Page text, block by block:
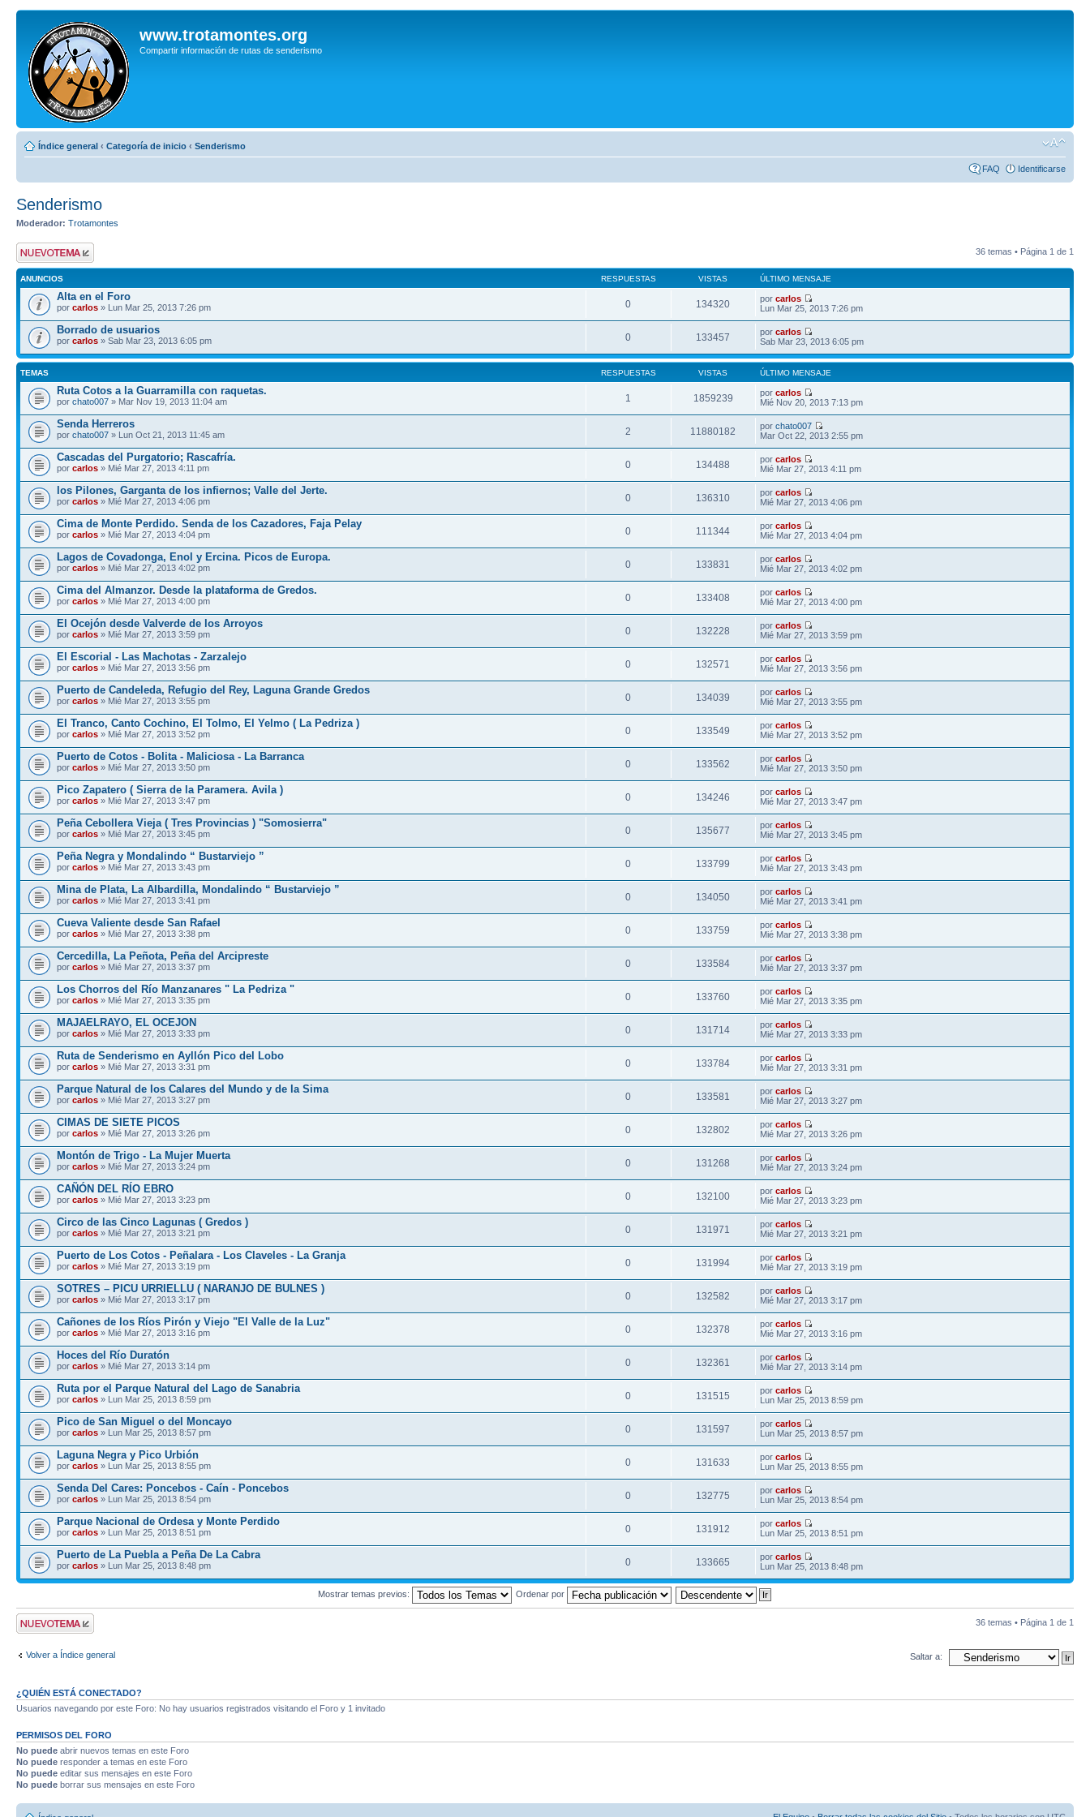
www.trotamontes.org
Compartir información de rutas de senderismo
Índice general ‹ Categoría de inicio ‹ Senderismo
FAQ Identificarse
Senderismo
Moderador: Trotamontes
Publicar un nuevo
tema
36 temas • Página 1 de 1
ANUNCIOS RESPUESTAS VISTAS ÚLTIMO MENSAJE
Alta en el Foro
por carlos » Lun Mar 25, 2013 7:26 pm 0 134320 porcarlos
Lun Mar 25, 2013 7:26 pm
Borrado de usuarios
por carlos » Sab Mar 23, 2013 6:05 pm 0 133457 porcarlos
Sab Mar 23, 2013 6:05 pm
TEMAS RESPUESTAS VISTAS ÚLTIMO MENSAJE
Ruta Cotos a la Guarramilla con raquetas.
por chato007 » Mar Nov 19, 2013 11:04 am 1 1859239 porcarlos
Mié Nov 20, 2013 7:13 pm
Senda Herreros
por chato007 » Lun Oct 21, 2013 11:45 am 2 11880182 porchato007
Mar Oct 22, 2013 2:55 pm
Cascadas del Purgatorio; Rascafría.
por carlos » Mié Mar 27, 2013 4:11 pm 0 134488 porcarlos
Mié Mar 27, 2013 4:11 pm
los Pilones, Garganta de los infiernos; Valle del Jerte.
por carlos » Mié Mar 27, 2013 4:06 pm 0 136310 porcarlos
Mié Mar 27, 2013 4:06 pm
Cima de Monte Perdido. Senda de los Cazadores, Faja Pelay
por carlos » Mié Mar 27, 2013 4:04 pm 0 111344 porcarlos
Mié Mar 27, 2013 4:04 pm
Lagos de Covadonga, Enol y Ercina. Picos de Europa.
por carlos » Mié Mar 27, 2013 4:02 pm 0 133831 porcarlos
Mié Mar 27, 2013 4:02 pm
Cima del Almanzor. Desde la plataforma de Gredos.
por carlos » Mié Mar 27, 2013 4:00 pm 0 133408 porcarlos
Mié Mar 27, 2013 4:00 pm
El Ocejón desde Valverde de los Arroyos
por carlos » Mié Mar 27, 2013 3:59 pm 0 132228 porcarlos
Mié Mar 27, 2013 3:59 pm
El Escorial - Las Machotas - Zarzalejo
por carlos » Mié Mar 27, 2013 3:56 pm 0 132571 porcarlos
Mié Mar 27, 2013 3:56 pm
Puerto de Candeleda, Refugio del Rey, Laguna Grande Gredos
por carlos » Mié Mar 27, 2013 3:55 pm 0 134039 porcarlos
Mié Mar 27, 2013 3:55 pm
El Tranco, Canto Cochino, El Tolmo, El Yelmo ( La Pedriza )
por carlos » Mié Mar 27, 2013 3:52 pm 0 133549 porcarlos
Mié Mar 27, 2013 3:52 pm
Puerto de Cotos - Bolita - Maliciosa - La Barranca
por carlos » Mié Mar 27, 2013 3:50 pm 0 133562 porcarlos
Mié Mar 27, 2013 3:50 pm
Pico Zapatero ( Sierra de la Paramera. Avila )
por carlos » Mié Mar 27, 2013 3:47 pm 0 134246 porcarlos
Mié Mar 27, 2013 3:47 pm
Peña Cebollera Vieja ( Tres Provincias ) "Somosierra"
por carlos » Mié Mar 27, 2013 3:45 pm 0 135677 porcarlos
Mié Mar 27, 2013 3:45 pm
Peña Negra y Mondalindo “ Bustarviejo ”
por carlos » Mié Mar 27, 2013 3:43 pm 0 133799 porcarlos
Mié Mar 27, 2013 3:43 pm
Mina de Plata, La Albardilla, Mondalindo “ Bustarviejo ”
por carlos » Mié Mar 27, 2013 3:41 pm 0 134050 porcarlos
Mié Mar 27, 2013 3:41 pm
Cueva Valiente desde San Rafael
por carlos » Mié Mar 27, 2013 3:38 pm 0 133759 porcarlos
Mié Mar 27, 2013 3:38 pm
Cercedilla, La Peñota, Peña del Arcipreste
por carlos » Mié Mar 27, 2013 3:37 pm 0 133584 porcarlos
Mié Mar 27, 2013 3:37 pm
Los Chorros del Río Manzanares " La Pedriza "
por carlos » Mié Mar 27, 2013 3:35 pm 0 133760 porcarlos
Mié Mar 27, 2013 3:35 pm
MAJAELRAYO, EL OCEJON
por carlos » Mié Mar 27, 2013 3:33 pm 0 131714 porcarlos
Mié Mar 27, 2013 3:33 pm
Ruta de Senderismo en Ayllón Pico del Lobo
por carlos » Mié Mar 27, 2013 3:31 pm 0 133784 porcarlos
Mié Mar 27, 2013 3:31 pm
Parque Natural de los Calares del Mundo y de la Sima
por carlos » Mié Mar 27, 2013 3:27 pm 0 133581 porcarlos
Mié Mar 27, 2013 3:27 pm
CIMAS DE SIETE PICOS
por carlos » Mié Mar 27, 2013 3:26 pm 0 132802 porcarlos
Mié Mar 27, 2013 3:26 pm
Montón de Trigo - La Mujer Muerta
por carlos » Mié Mar 27, 2013 3:24 pm 0 131268 porcarlos
Mié Mar 27, 2013 3:24 pm
CAÑÓN DEL RÍO EBRO
por carlos » Mié Mar 27, 2013 3:23 pm 0 132100 porcarlos
Mié Mar 27, 2013 3:23 pm
Circo de las Cinco Lagunas ( Gredos )
por carlos » Mié Mar 27, 2013 3:21 pm 0 131971 porcarlos
Mié Mar 27, 2013 3:21 pm
Puerto de Los Cotos - Peñalara - Los Claveles - La Granja
por carlos » Mié Mar 27, 2013 3:19 pm 0 131994 porcarlos
Mié Mar 27, 2013 3:19 pm
SOTRES – PICU URRIELLU ( NARANJO DE BULNES )
por carlos » Mié Mar 27, 2013 3:17 pm 0 132582 porcarlos
Mié Mar 27, 2013 3:17 pm
Cañones de los Ríos Pirón y Viejo "El Valle de la Luz"
por carlos » Mié Mar 27, 2013 3:16 pm 0 132378 porcarlos
Mié Mar 27, 2013 3:16 pm
Hoces del Río Duratón
por carlos » Mié Mar 27, 2013 3:14 pm 0 132361 porcarlos
Mié Mar 27, 2013 3:14 pm
Ruta por el Parque Natural del Lago de Sanabria
por carlos » Lun Mar 25, 2013 8:59 pm 0 131515 porcarlos
Lun Mar 25, 2013 8:59 pm
Pico de San Miguel o del Moncayo
por carlos » Lun Mar 25, 2013 8:57 pm 0 131597 porcarlos
Lun Mar 25, 2013 8:57 pm
Laguna Negra y Pico Urbión
por carlos » Lun Mar 25, 2013 8:55 pm 0 131633 porcarlos
Lun Mar 25, 2013 8:55 pm
Senda Del Cares: Poncebos - Caín - Poncebos
por carlos » Lun Mar 25, 2013 8:54 pm 0 132775 porcarlos
Lun Mar 25, 2013 8:54 pm
Parque Nacional de Ordesa y Monte Perdido
por carlos » Lun Mar 25, 2013 8:51 pm 0 131912 porcarlos
Lun Mar 25, 2013 8:51 pm
Puerto de La Puebla a Peña De La Cabra
por carlos » Lun Mar 25, 2013 8:48 pm 0 133665 porcarlos
Lun Mar 25, 2013 8:48 pm
Mostrar temas previos: Ordenar por
Publicar un nuevo
tema
36 temas • Página 1 de 1
Volver a Índice general Saltar a:
¿QUIÉN ESTÁ CONECTADO?
Usuarios navegando por este Foro: No hay usuarios registrados visitando el Foro y 1 invitado
PERMISOS DEL FORO
No puede abrir nuevos temas en este Foro
No puede responder a temas en este Foro
No puede editar sus mensajes en este Foro
No puede borrar sus mensajes en este Foro